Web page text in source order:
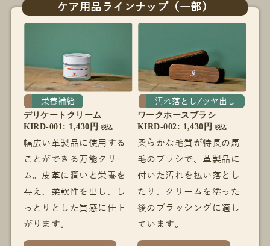
ケア用品ラインナップ（一部）
栄養補給
デリケートクリーム
KIRD-001: 1,430円 税込
幅広い革製品に使用する
ことができる万能クリー
ム。皮革に潤いと栄養を
与え、柔軟性を出し、し
っとりとした質感に仕上
がります。
汚れ落とし/ツヤ出し
ワークホースブラシ
KIRD-002: 1,430円 税込
柔らかな毛質が特長の馬
毛のブラシで、革製品に
付いた汚れを払い落とし
たり、クリームを塗った
後のブラッシングに適し
ています。